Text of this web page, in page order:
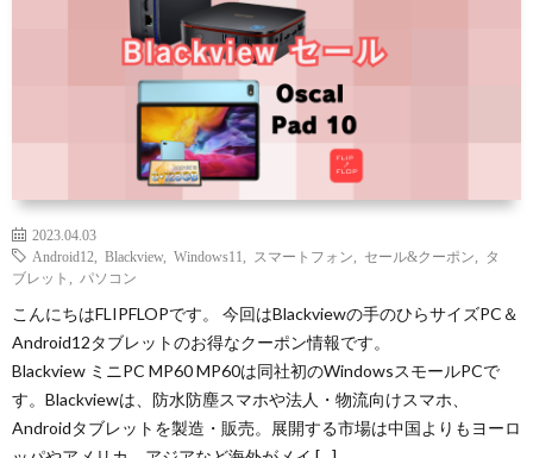
2023.04.03
Android12
Blackview, Windows11 スマートフォン セール&クーポン
タ
ブレット
パソコン
こんにちはFLIPFLOPです。 今回はBlackviewの手のひらサイズPC＆
Android12タブレットのお得なクーポン情報です。
Blackview ミニPC MP60 MP60は同社初のWindowsスモールPCで
す。Blackviewは、防水防塵スマホや法人・物流向けスマホ、
Androidタブレットを製造・販売。展開する市場は中国よりもヨーロ